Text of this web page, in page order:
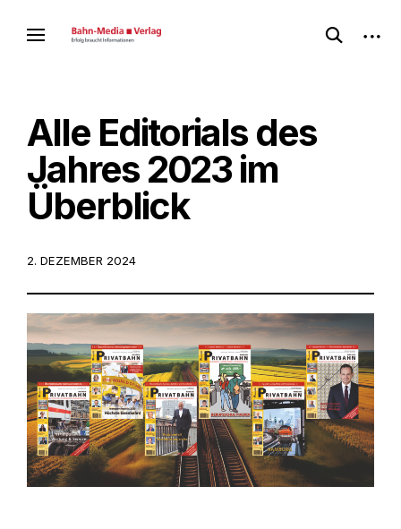
Bahnmediathek
des Bahnmedia-Verlags
open
search
open
Alle Editorials des
Jahres 2023 im
Überblick
POSTED
2. DEZEMBER 2024